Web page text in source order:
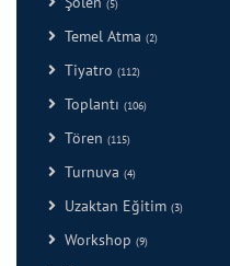
(5)
Temel Atma (2)
Tiyatro (112)
Toplantı (106)
Tören (115)
Turnuva (4)
Uzaktan Eğitim (3)
Workshop (9)